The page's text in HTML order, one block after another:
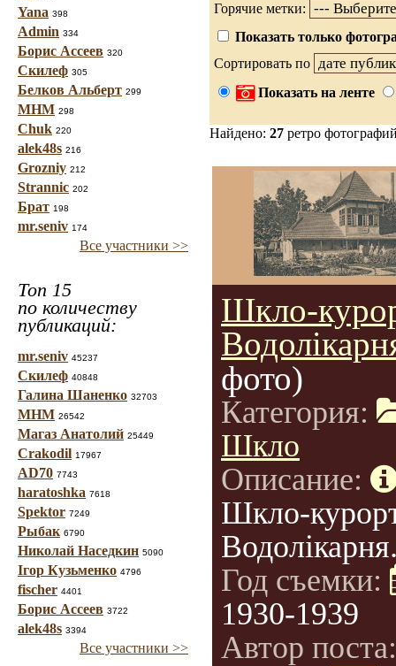
Yana 398
Admin 334
Борис Ассеев 320
Скилеф 305
Белков Альберт 299
МНМ 298
Chuk 220
alek48s 216
Grozniy 212
Strannic 202
Брат 198
mr.seniv 174
Все участники >>
Топ 15
по количеству
публикаций:
mr.seniv 45237
Скилеф 40848
Галина Шаненко 32703
МНМ 26542
Магаз Анатолий 25449
Crakodil 17967
AD70 7743
haratoshka 7618
Spektor 7249
Рыбак 6790
Николай Наседкин 5090
Ігор Кузьменко 4796
fischer 4401
Борис Ассеев 3722
alek48s 3394
Все участники >>
Горячие метки:
Показать только
Сортировать по
Показать на ленте
Найдено: 27 ретро
Шкло-
фото)
Категория:
Шкло
Описание:
Шкло-
Год съемки:
1930-1939
Автор